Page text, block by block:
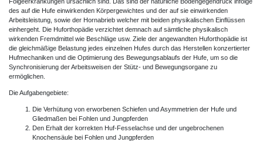
des auf die Hufe einwirkenden Körpergewichtes und der auf sie einwirkenden
Arbeitsleistung, sowie der Hornabrieb welcher mit beiden physikalischen Einflüssen
einhergeht. Die Huforthopädie verzichtet demnach auf sämtliche physikalisch
wirkenden Fremdmittel wie Beschläge usw. Ziele der angewandten Huforthopädie ist
die gleichmäßige Belastung jedes einzelnen Hufes durch das Herstellen konzertierter
Hufmechaniken und die Optimierung des Bewegungsablaufs der Hufe, um so die
Synchronisierung der Arbeitsweisen der Stütz- und Bewegungsorgane zu
ermöglichen.
Die Aufgabengebiete:
Die Verhütung von erworbenen Schiefen und Asymmetrien der Hufe und
Gliedmaßen bei Fohlen und Jungpferden
Den Erhalt der korrekten Huf-Fesselachse und der ungebrochenen
Knochensäule bei Fohlen und Jungpferden